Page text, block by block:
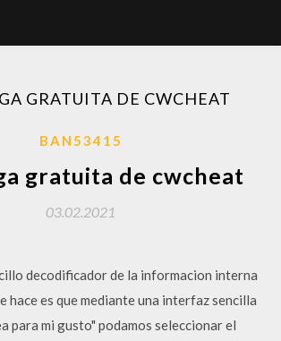
GRATUITA DE CWCHEAT
BAN53415
gratuita de cwcheat
03.02.2021
decodificador de la informacion interna
hace es que mediante una interfaz sencilla
para mi gusto" podamos seleccionar el